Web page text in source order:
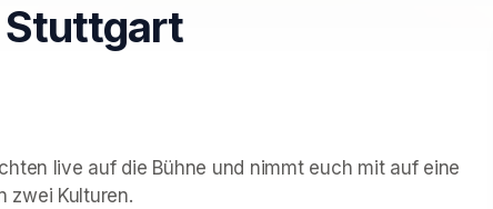
Stuttgart
live auf die Bühne und nimmt euch mit auf eine
zwei Kulturen.